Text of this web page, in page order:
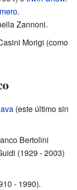
.
Zannoni.
Morigi (como
(este último sin
Bertolini
(1929 - 2003)
- 1990).